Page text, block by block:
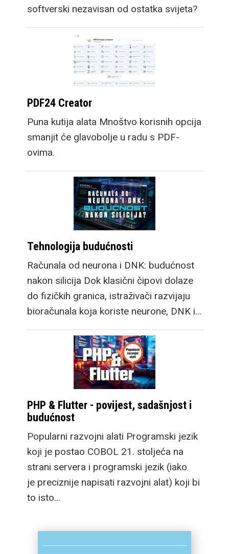
softverski nezavisan od ostatka svijeta?
PDF24 Creator
Puna kutija alata Mnoštvo korisnih opcija
smanjit će glavobolje u radu s PDF-
ovima.
Tehnologija budućnosti
Računala od neurona i DNK: budućnost
nakon silicija Dok klasični čipovi dolaze
do fizičkih granica, istraživači razvijaju
bioračunala koja koriste neurone, DNK i…
PHP & Flutter - povijest, sadašnjost i
budućnost
Popularni razvojni alati Programski jezik
koji je postao COBOL 21. stoljeća na
strani servera i programski jezik (iako
je preciznije napisati razvojni alat) koji bi
to isto…